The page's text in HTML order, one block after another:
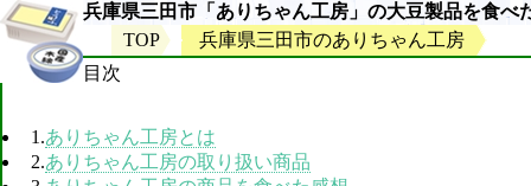
兵庫県三田市「ありちゃん工房」の大豆製品を食べ
TOP
兵庫県三田市のありちゃん工房
目次
1.ありちゃん工房とは
2.ありちゃん工房の取り扱い商品